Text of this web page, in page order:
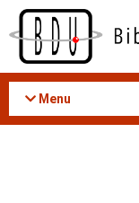
Acessar
conteúdo
Menu